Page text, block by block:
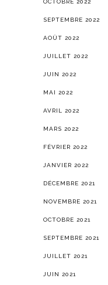
OCTOBRE 2022
SEPTEMBRE 2022
AOÛT 2022
JUILLET 2022
JUIN 2022
MAI 2022
AVRIL 2022
MARS 2022
FÉVRIER 2022
JANVIER 2022
DÉCEMBRE 2021
NOVEMBRE 2021
OCTOBRE 2021
SEPTEMBRE 2021
JUILLET 2021
JUIN 2021